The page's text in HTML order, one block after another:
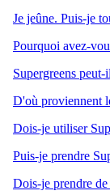
Je jeûne. Puis-je
Pourquoi avez-
Supergreens
D'où proviennent
Dois-je utiliser
Puis-je prendre
Dois-je prendre